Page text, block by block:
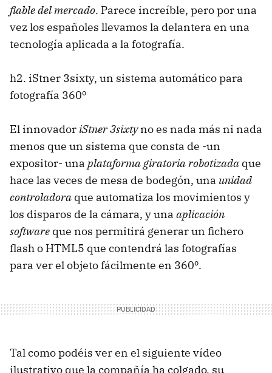
fiable del mercado. Parece increíble, pero por una
vez los españoles llevamos la delantera en una
tecnología aplicada a la fotografía.
h2. iStner 3sixty, un sistema automático para
fotografía 360º
El innovador iStner 3sixtyno es nada más ni nada
menos que un sistema que consta de -un
expositor- una plataforma giratoria robotizada que
hace las veces de mesa de bodegón, una unidad
controladora que automatiza los movimientos y
los disparos de la cámara, y una aplicación
software que nos permitirá generar un fichero
flash o HTML5 que contendrá las fotografías
para ver el objeto fácilmente en 360º.
Tal como podéis ver en el siguiente vídeo
ilustrativo que la compañía ha colgado, su